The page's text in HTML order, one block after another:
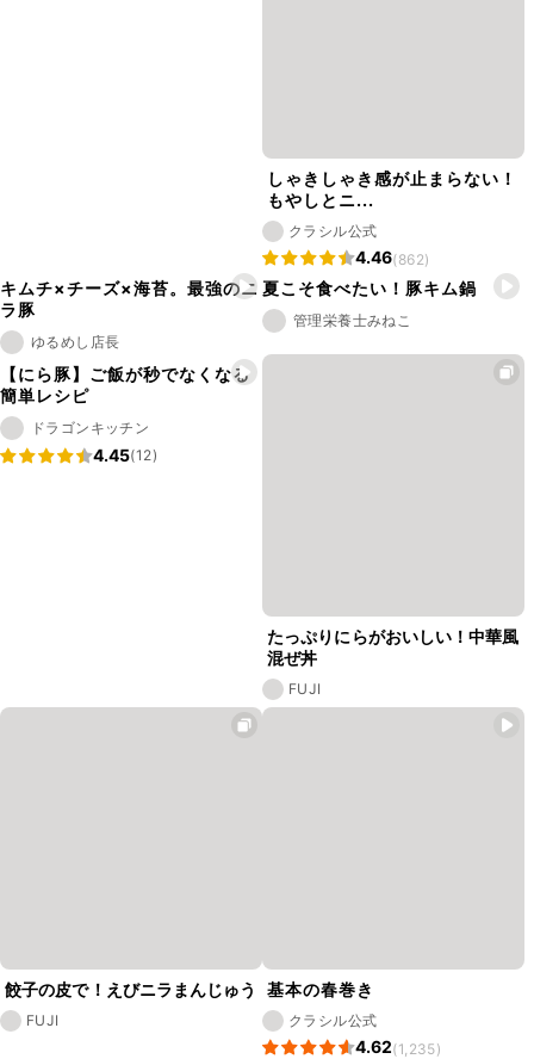
しゃきしゃき感が止まらない！
もやしとニ...
クラシル公式
4.46(862)
キムチ×チーズ×海苔。最強のニ
ラ豚
ゆるめし店長
夏こそ食べたい！豚キム鍋
管理栄養士みねこ
【にら豚】ご飯が秒でなくなる
簡単レシピ
ドラゴンキッチン
4.45(12)
たっぷりにらがおいしい！中華風
混ぜ丼
FUJI
餃子の皮で！えびニラまんじゅう
FUJI
基本の春巻き
クラシル公式
4.62(1,235)